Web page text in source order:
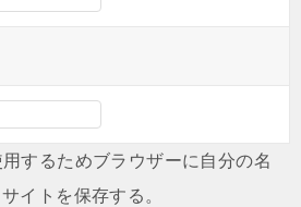
するためブラウザーに自分の名
イトを保存する。